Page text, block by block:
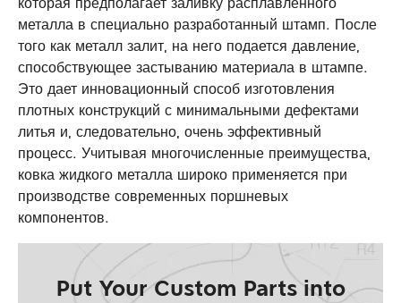
металла в специально разработанный штамп. После
того как металл залит, на него подается давление,
способствующее застыванию материала в штампе.
Это дает инновационный способ изготовления
плотных конструкций с минимальными дефектами
литья и, следовательно, очень эффективный
процесс. Учитывая многочисленные преимущества,
ковка жидкого металла широко применяется при
производстве современных поршневых
компонентов.
Put Your Custom Parts into